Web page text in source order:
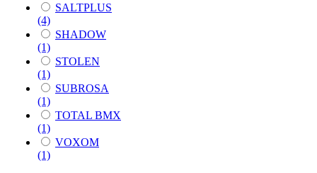
SALTPLUS
(4)
SHADOW
(1)
STOLEN
(1)
SUBROSA
(1)
TOTAL BMX
(1)
VOXOM
(1)